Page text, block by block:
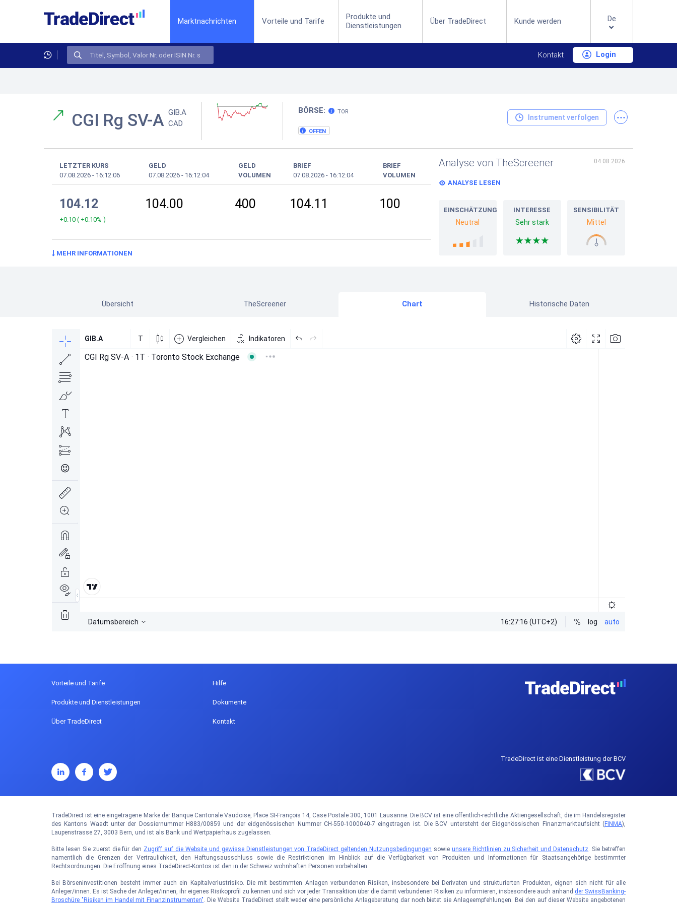
Marktnachrichten (current)Vorteile und Tarife
Produkte und
Dienstleistungen
Über TradeDirect Kunde werden De
Kontakt Login
CGI Rg SV-A GIB.A
CAD
BÖRSE: TOR
OFFEN
Instrument verfolgen ...
LETZTER KURS
07.08.2026 - 16:12:06
GELD
07.08.2026 - 16:12:04
GELD
VOLUMEN
BRIEF
07.08.2026 - 16:12:04
BRIEF
VOLUMEN
104.12
+0.10 ( +0.10% )
104.00 400 104.11 100
MEHR INFORMATIONEN
Analyse von TheScreener 04.08.2026
ANALYSE LESEN
EINSCHÄTZUNG
Neutral
INTERESSE
Sehr stark
SENSIBILITÄT
Mittel
Übersicht TheScreener Chart Historische Daten
Vorteile und Tarife
Produkte und Dienstleistungen
Über TradeDirect
Hilfe
Dokumente
Kontakt
TradeDirect ist eine Dienstleistung der BCV
TradeDirect ist eine eingetragene Marke der Banque Cantonale Vaudoise, Place St-François 14, Case Postale 300, 1001 Lausanne. Die BCV ist eine öffentlich-rechtliche Aktiengesellschaft, die im Handelsregister
des Kantons Waadt unter der Dossiernummer H883/00859 und der eidgenössischen Nummer CH-550-1000040-7 eingetragen ist. Die BCV untersteht der Eidgenössischen Finanzmarktaufsicht (FINMA),
Laupenstrasse 27, 3003 Bern, und ist als Bank und Wertpapierhaus zugelassen.
Bitte lesen Sie zuerst die für den Zugriff auf die Website und gewisse Dienstleistungen von TradeDirect geltenden Nutzungsbedingungen sowie unsere Richtlinien zu Sicherheit und Datenschutz. Sie betreffen
namentlich die Grenzen der Vertraulichkeit, den Haftungsausschluss sowie die Restriktionen im Hinblick auf die Verfügbarkeit von Produkten und Informationen für Staatsangehörige bestimmter
Rechtsordnungen. Die Eröffnung eines TradeDirect-Kontos ist den in der Schweiz wohnhaften Personen vorbehalten.
Bei Börseninvestitionen besteht immer auch ein Kapitalverlustrisiko. Die mit bestimmten Anlagen verbundenen Risiken, insbesondere bei Derivaten und strukturierten Produkten, eignen sich nicht für alle
Anleger/innen. Es ist Sache der Anleger/innen, ihr eigenes Risikoprofil zu kennen und sich vor jeder Transaktion über die damit verbundenen Risiken zu informieren, insbesondere auch anhand der SwissBanking-
Broschüre "Risiken im Handel mit Finanzinstrumenten". Die Website TradeDirect stellt weder eine persönliche Anlageberatung dar noch bietet sie Anlageempfehlungen. Bei den auf dieser Website angebotenen